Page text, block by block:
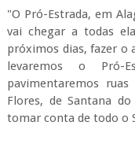
"O Pró-Estrada, em
vai chegar a todas
próximos dias, fazer o
levaremos o Pró-
pavimentaremos
Flores, de Santana
tomar conta de todo o